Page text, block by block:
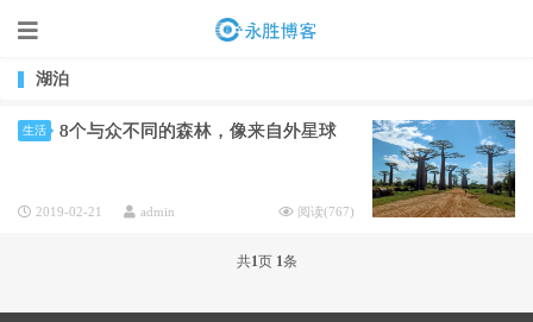
湖泊
生活 8个与众不同的森林，像来自外星球
2019-02-21 admin 阅读(767)
共1页 1条